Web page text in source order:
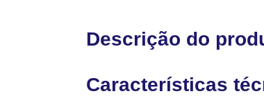
Descrição do
Características